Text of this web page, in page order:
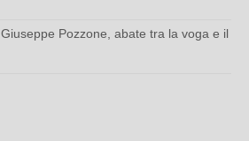
Giuseppe Pozzone, abate tra la voga e il